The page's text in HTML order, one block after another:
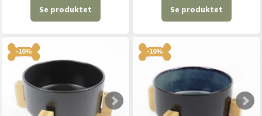
Se produktet Se produktet
-10% -10%